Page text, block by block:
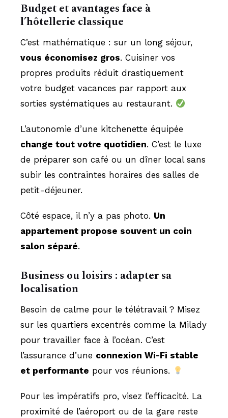
Budget et avantages face à
l’hôtellerie classique
C’est mathématique : sur un long séjour,
vous économisez gros. Cuisiner vos
propres produits réduit drastiquement
votre budget vacances par rapport aux
sorties systématiques au restaurant.
L’autonomie d’une kitchenette équipée
change tout votre quotidien. C’est le luxe
de préparer son café ou un dîner local sans
subir les contraintes horaires des salles de
petit-déjeuner.
Côté espace, il n’y a pas photo. Un
appartement propose souvent un coin
salon séparé.
Business ou loisirs : adapter sa
localisation
Besoin de calme pour le télétravail ? Misez
sur les quartiers excentrés comme la Milady
pour travailler face à l’océan. C’est
l’assurance d’une connexion Wi-Fi stable
et performante pour vos réunions.
Pour les impératifs pro, visez l’efficacité. La
proximité de l’aéroport ou de la gare reste